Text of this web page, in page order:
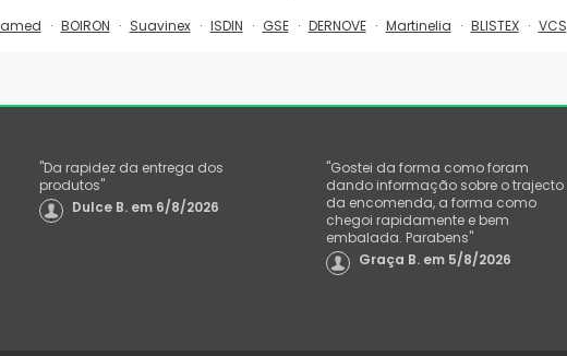
BOIRON Suavinex ISDIN GSE DERNOVE Martinelia BLISTEX VCS
"Da rapidez da entrega dos
produtos"
Dulce B. em 6/8/2026
"Gostei da forma como foram
dando informação sobre o trajecto
da encomenda, a forma como
chegoi rapidamente e bem
embalada. Parabens"
Graça B. em 5/8/2026